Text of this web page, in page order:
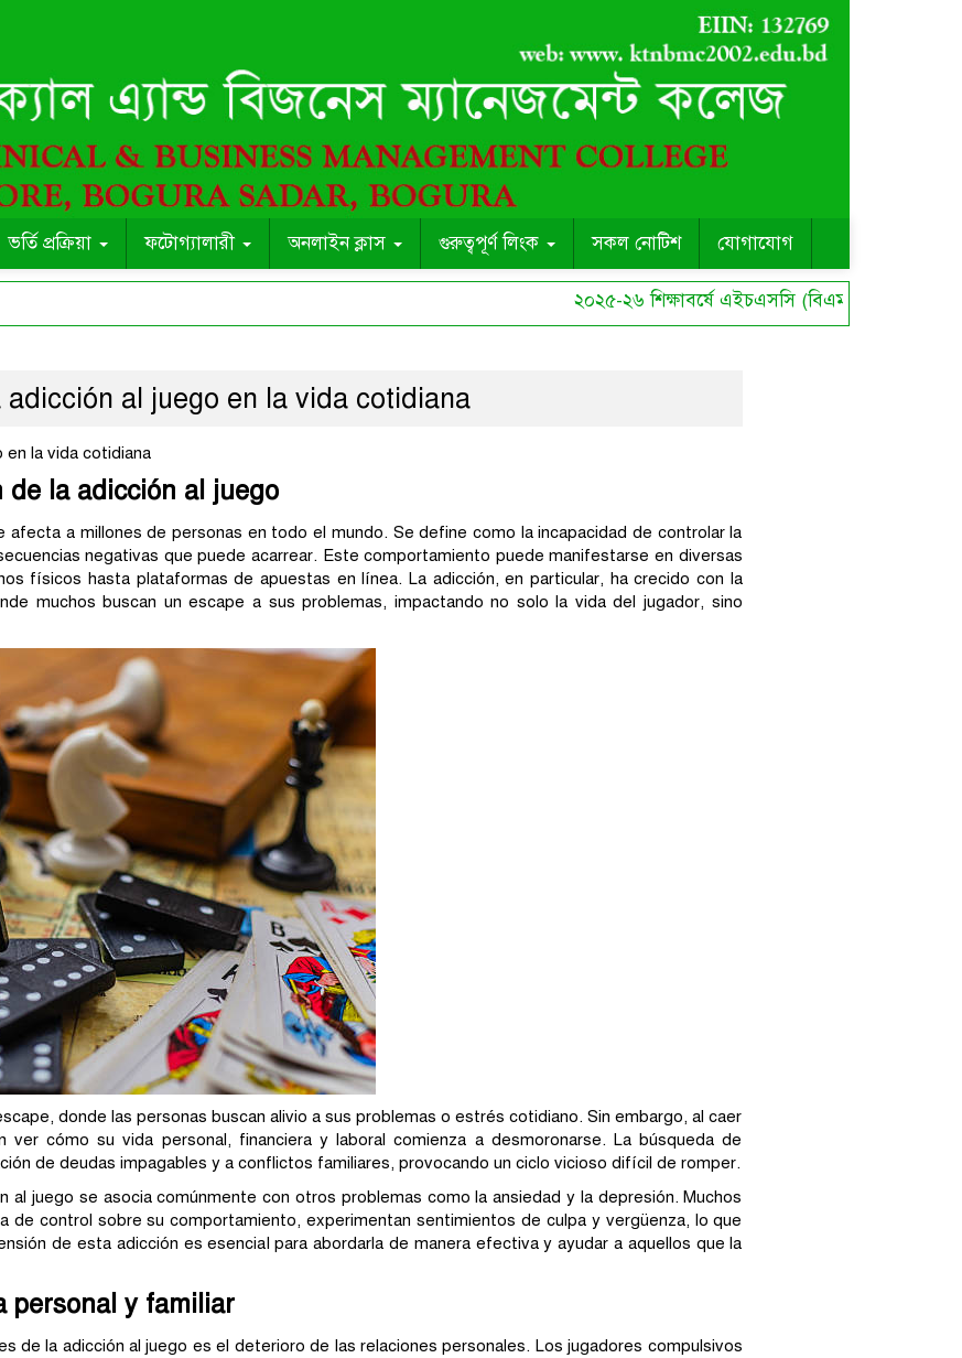
ভর্তি প্রক্রিয়া ফটোগ্যালারী অনলাইন ক্লাস গুরুত্বপূর্ণ লিংক সকল নোটিশ যোগাযোগ
২০২৫-২৬ শিক্ষাবর্ষে এইচএসসি (বিএমটি) কোর্সে ছাত্র
al juego en la vida cotidiana
la vida cotidiana
la adicción al juego
afecta a millones de personas en todo el mundo. Se define como la incapacidad de controlar la
negativas que puede acarrear. Este comportamiento puede manifestarse en diversas
físicos hasta plataformas de apuestas en línea. La adicción, en particular, ha crecido con la
muchos buscan un escape a sus problemas, impactando no solo la vida del jugador, sino
donde las personas buscan alivio a sus problemas o estrés cotidiano. Sin embargo, al caer
cómo su vida personal, financiera y laboral comienza a desmoronarse. La búsqueda de
de deudas impagables y a conflictos familiares, provocando un ciclo vicioso difícil de romper.
al juego se asocia comúnmente con otros problemas como la ansiedad y la depresión. Muchos
de control sobre su comportamiento, experimentan sentimientos de culpa y vergüenza, lo que
de esta adicción es esencial para abordarla de manera efectiva y ayudar a aquellos que la
personal y familiar
de la adicción al juego es el deterioro de las relaciones personales. Los jugadores compulsivos